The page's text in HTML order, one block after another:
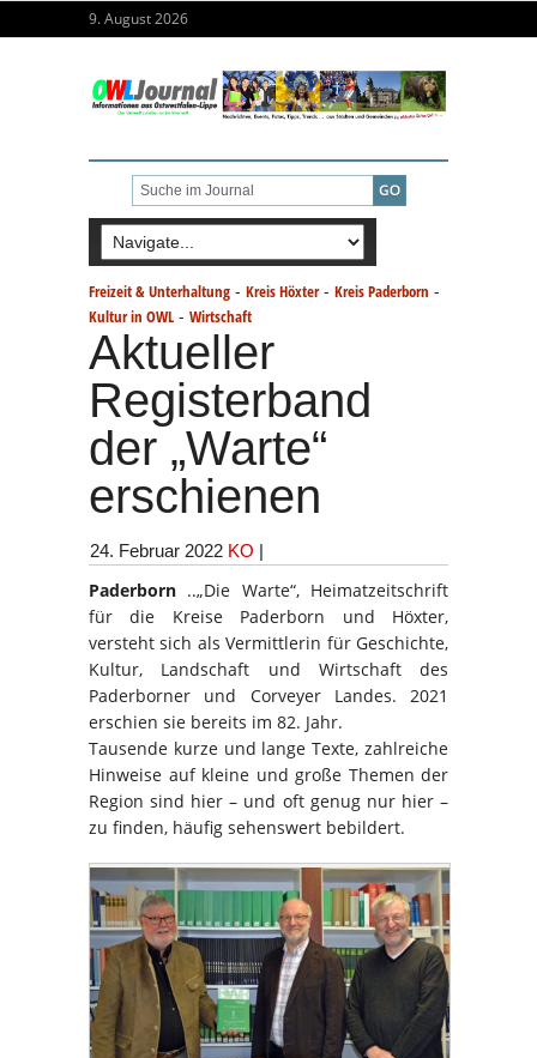
9. August 2026
Freizeit & Unterhaltung - Kreis Höxter- Kreis Paderborn -
Kultur in OWL - Wirtschaft
Aktueller
Registerband
der „Warte“
erschienen
24. Februar 2022 KO |
Paderborn ..„Die Warte“, Heimatzeitschrift
für die Kreise Paderborn und Höxter,
versteht sich als Vermittlerin für Geschichte,
Kultur, Landschaft und Wirtschaft des
Paderborner und Corveyer Landes. 2021
erschien sie bereits im 82. Jahr.
Tausende kurze und lange Texte, zahlreiche
Hinweise auf kleine und große Themen der
Region sind hier – und oft genug nur hier –
zu finden, häufig sehenswert bebildert.